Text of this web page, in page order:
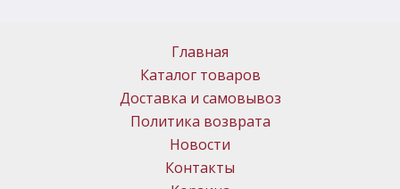
Главная
Каталог товаров
Доставка и самовывоз
Политика возврата
Новости
Контакты